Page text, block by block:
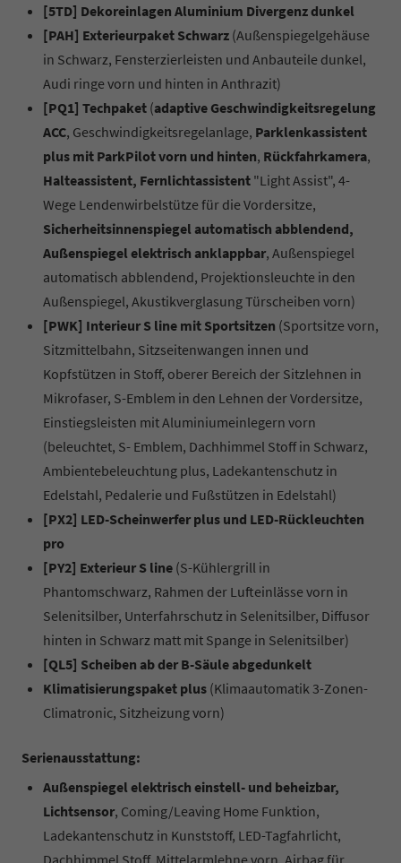
[5TD] Dekoreinlagen Aluminium Divergenz dunkel
[PAH] Exterieurpaket Schwarz (Außenspiegelgehäuse
in Schwarz, Fensterzierleisten und Anbauteile dunkel,
Audi ringe vorn und hinten in Anthrazit)
[PQ1] Techpaket (adaptive Geschwindigkeitsregelung
ACC, Geschwindigkeitsregelanlage, Parklenkassistent
plus mit ParkPilot vorn und hinten, Rückfahrkamera,
Halteassistent, Fernlichtassistent "Light Assist", 4-
Wege Lendenwirbelstütze für die Vordersitze,
Sicherheitsinnenspiegel automatisch abblendend,
Außenspiegel elektrisch anklappbar, Außenspiegel
automatisch abblendend, Projektionsleuchte in den
Außenspiegel, Akustikverglasung Türscheiben vorn)
[PWK] Interieur S line mit Sportsitzen (Sportsitze vorn,
Sitzmittelbahn, Sitzseitenwangen innen und
Kopfstützen in Stoff, oberer Bereich der Sitzlehnen in
Mikrofaser, S-Emblem in den Lehnen der Vordersitze,
Einstiegsleisten mit Aluminiumeinlegern vorn
(beleuchtet, S- Emblem, Dachhimmel Stoff in Schwarz,
Ambientebeleuchtung plus, Ladekantenschutz in
Edelstahl, Pedalerie und Fußstützen in Edelstahl)
[PX2] LED-Scheinwerfer plus und LED-Rückleuchten
pro
[PY2] Exterieur S line (S-Kühlergrill in
Phantomschwarz, Rahmen der Lufteinlässe vorn in
Selenitsilber, Unterfahrschutz in Selenitsilber, Diffusor
hinten in Schwarz matt mit Spange in Selenitsilber)
[QL5] Scheiben ab der B-Säule abgedunkelt
Klimatisierungspaket plus (Klimaautomatik 3-Zonen-
Climatronic, Sitzheizung vorn)
Serienausstattung:
Außenspiegel elektrisch einstell- und beheizbar,
Lichtsensor, Coming/Leaving Home Funktion,
Ladekantenschutz in Kunststoff, LED-Tagfahrlicht,
Dachhimmel Stoff, Mittelarmlehne vorn, Airbag für